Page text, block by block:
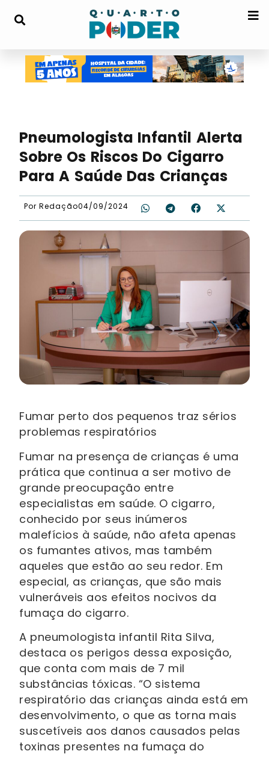
Pneumologista Infantil Alerta
Sobre Os Riscos Do Cigarro
Para A Saúde Das Crianças
Por Redação04/09/2024
Fumar perto dos pequenos traz sérios
problemas respiratórios
Fumar na presença de crianças é uma
prática que continua a ser motivo de
grande preocupação entre
especialistas em saúde. O cigarro,
conhecido por seus inúmeros
malefícios à saúde, não afeta apenas
os fumantes ativos, mas também
aqueles que estão ao seu redor. Em
especial, as crianças, que são mais
vulneráveis aos efeitos nocivos da
fumaça do cigarro.
A pneumologista infantil Rita Silva,
destaca os perigos dessa exposição,
que conta com mais de 7 mil
substâncias tóxicas. “O sistema
respiratório das crianças ainda está em
desenvolvimento, o que as torna mais
suscetíveis aos danos causados pelas
toxinas presentes na fumaça do